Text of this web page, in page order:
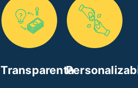
Transparenta